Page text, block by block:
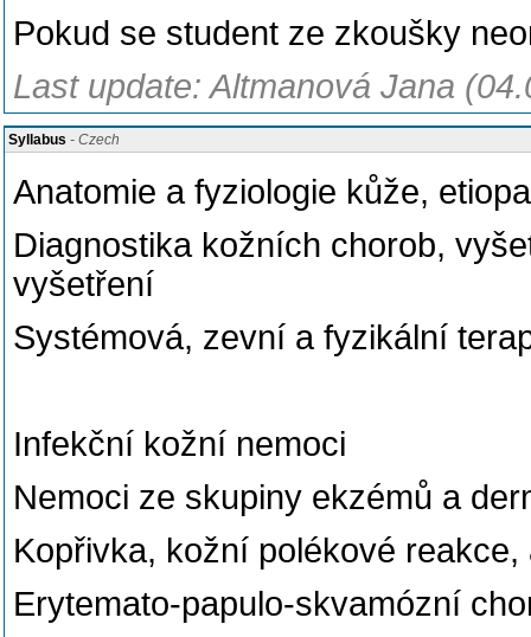
Pokud se student ze zkoušky
Last update: Altmanová Jana
Syllabus - Czech
Anatomie a fyziologie kůže,
Diagnostika kožních chorob,
vyšetření
Systémová, zevní a fyzikální
Infekční kožní nemoci
Nemoci ze skupiny ekzémů a
Kopřivka, kožní polékové reakce,
Erytemato-papulo-skvamózní